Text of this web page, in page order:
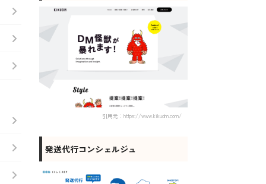
引用元：https://www.kikudm.com/
発送代行コンシェルジュ